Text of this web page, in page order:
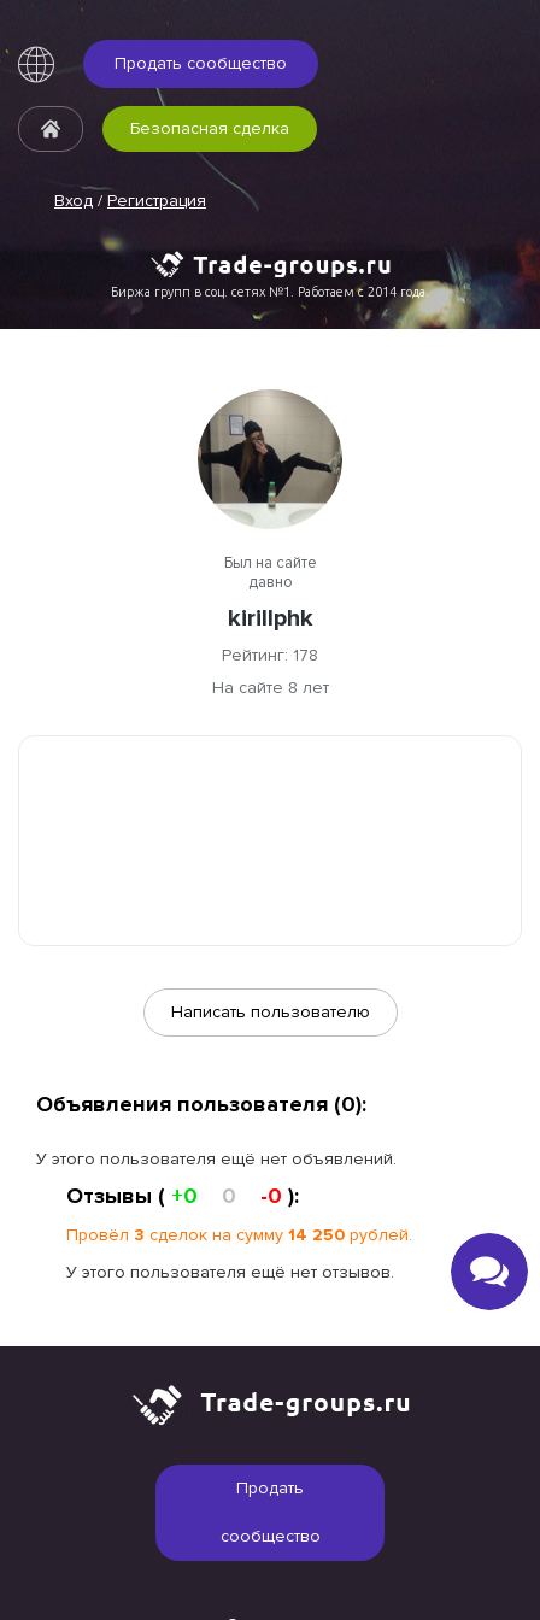
Продать сообщество
Вход / Регистрация
Безопасная сделка
Биржа групп в соц. сетях №1. Работаем с 2014 года.
Был на сайте
давно
kirillphk
Рейтинг: 178
На сайте 8 лет
Написать пользователю
Объявления пользователя (0):
У этого пользователя ещё нет объявлений.
Отзывы ( +0 0 -0 ):
Провёл 3 сделок на сумму 14 250 рублей.
У этого пользователя ещё нет отзывов.
Продать
сообщество